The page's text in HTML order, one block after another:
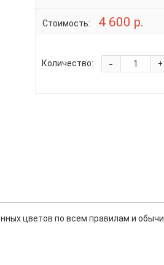
Стоимость: 4 600 р.
Количество: +
-
цветов по всем правилам и